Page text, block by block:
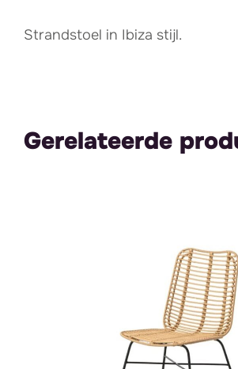
Strandstoel in Ibiza stijl.
Gerelateerde